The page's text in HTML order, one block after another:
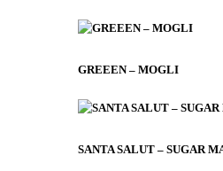
GREEEN – MOGLI
SANTA SALUT – SUGAR